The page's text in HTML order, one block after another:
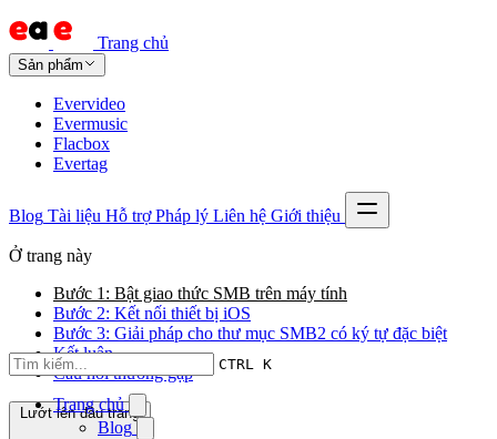
Trang chủ
Sản phẩm
Evervideo
Evermusic
Flacbox
Evertag
Blog Tài liệu Hỗ trợ Pháp lý Liên hệ Giới thiệu
CTRL K
Trang chủ
Blog
Ở trang này
Bước 1: Bật giao thức SMB trên máy tính
Bước 2: Kết nối thiết bị iOS
Bước 3: Giải pháp cho thư mục SMB2 có ký tự đặc biệt
Kết luận
Câu hỏi thường gặp
Lướt lên đầu trang